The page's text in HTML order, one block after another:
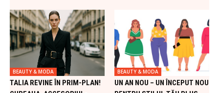
BEAUTY & MODA
TALIA REVINE ÎN PRIM-PLAN!
BEAUTY & MODA
UN AN NOU – UN ÎNCEPUT NOU